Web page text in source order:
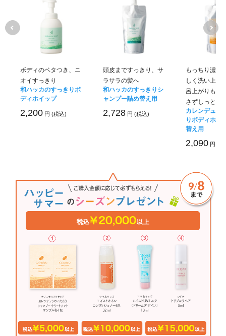
ボディのベタつき、ニ
オイすっきり
和ハッカのすっきりボ
ディホイップ
2,200 円 (税込)
頭皮まですっきり、サ
ラサラの髪へ
和ハッカのすっきりシ
ャンプー詰め替え用
2,728 円 (税込)
もっちり濃密
しく洗い上げ
呂上がりもう
さずしっとり
カレンデュラ
りボディホイ
替え用
2,090 円 (税